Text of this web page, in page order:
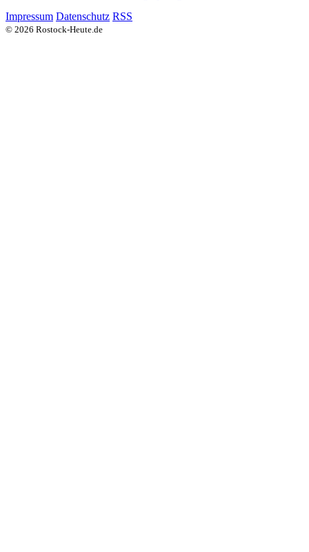
Impressum Datenschutz RSS
© 2026 Rostock-Heute.de